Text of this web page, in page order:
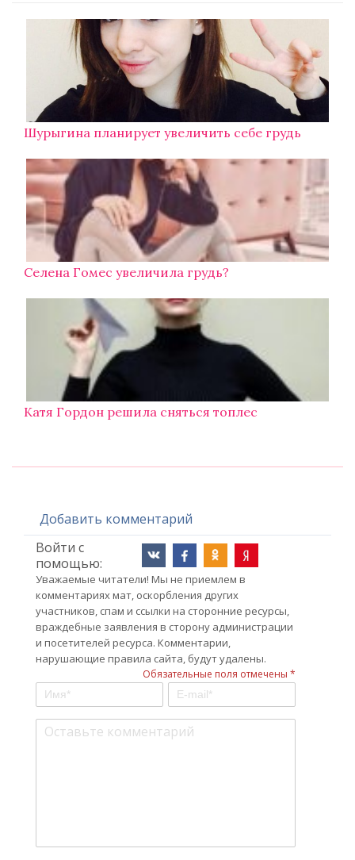
Шурыгина планирует увеличить себе грудь
Селена Гомес увеличила грудь?
Катя Гордон решила сняться топлес
Добавить комментарий
Войти с
помощью:
Уважаемые читатели! Мы не приемлем в
комментариях мат, оскорбления других
участников, спам и ссылки на сторонние ресурсы,
враждебные заявления в сторону администрации
и посетителей ресурса. Комментарии,
нарушающие правила сайта, будут удалены.
Обязательные поля отмечены *